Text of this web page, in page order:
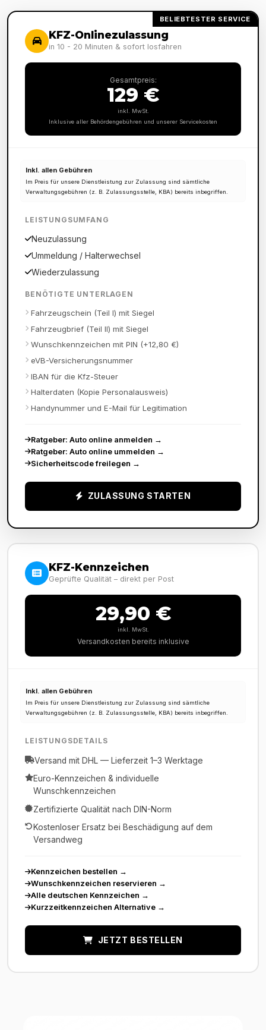
BELIEBTESTER SERVICE
KFZ-Onlinezulassung
in 10 - 20 Minuten & sofort losfahren
Gesamtpreis:
129 €
inkl. MwSt.
Inklusive aller Behördengebühren und unserer Servicekosten
Inkl. allen Gebühren
Im Preis für unsere Dienstleistung zur Zulassung sind sämtliche
Verwaltungsgebühren (z. B. Zulassungsstelle, KBA) bereits inbegriffen.
LEISTUNGSUMFANG
Neuzulassung
Ummeldung / Halterwechsel
Wiederzulassung
BENÖTIGTE UNTERLAGEN
Fahrzeugschein (Teil I) mit Siegel
Fahrzeugbrief (Teil II) mit Siegel
Wunschkennzeichen mit PIN (+12,80 €)
eVB-Versicherungsnummer
IBAN für die Kfz-Steuer
Halterdaten (Kopie Personalausweis)
Handynummer und E-Mail für Legitimation
Ratgeber: Auto online anmelden →
Ratgeber: Auto online ummelden →
Sicherheitscode freilegen →
ZULASSUNG STARTEN
KFZ-Kennzeichen
Geprüfte Qualität – direkt per Post
29,90 €
inkl. MwSt.
Versandkosten bereits inklusive
Inkl. allen Gebühren
Im Preis für unsere Dienstleistung zur Zulassung sind sämtliche
Verwaltungsgebühren (z. B. Zulassungsstelle, KBA) bereits inbegriffen.
LEISTUNGSDETAILS
Versand mit DHL — Lieferzeit 1–3 Werktage
Euro-Kennzeichen & individuelle
Wunschkennzeichen
Zertifizierte Qualität nach DIN-Norm
Kostenloser Ersatz bei Beschädigung auf dem
Versandweg
Kennzeichen bestellen →
Wunschkennzeichen reservieren →
Alle deutschen Kennzeichen →
Kurzzeitkennzeichen Alternative →
JETZT BESTELLEN